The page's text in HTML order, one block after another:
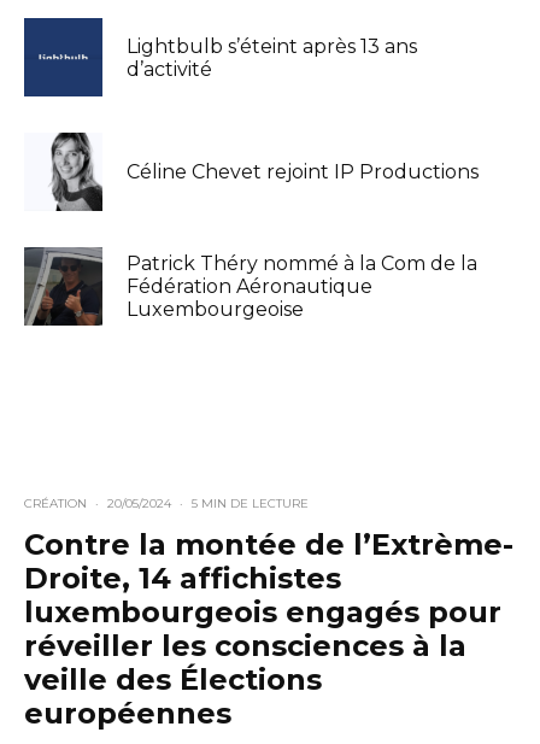
Lightbulb s’éteint après 13 ans
d’activité
Céline Chevet rejoint IP Productions
Patrick Théry nommé à la Com de la
Fédération Aéronautique
Luxembourgeoise
CRÉATION · 20/05/2024 · 5 MIN DE LECTURE
Contre la montée de l’Extrème-
Droite, 14 affichistes
luxembourgeois engagés pour
réveiller les consciences à la
veille des Élections
européennes